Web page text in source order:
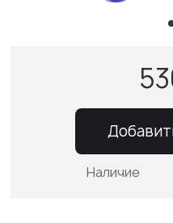
Наличие